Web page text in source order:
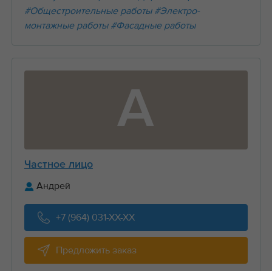
#Общестроительные работы #Электро-
монтажные работы #Фасадные работы
А
Частное лицо
Андрей
+7 (964) 031-XX-XX
Предложить заказ